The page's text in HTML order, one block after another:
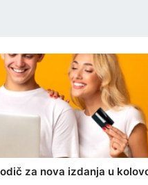
za nova izdanja u